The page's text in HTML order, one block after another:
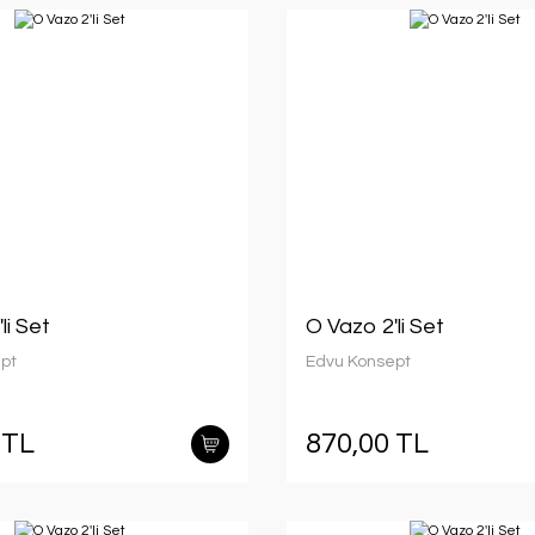
Set O Vazo 2'li Set
Edvu Konsept
870,00 TL